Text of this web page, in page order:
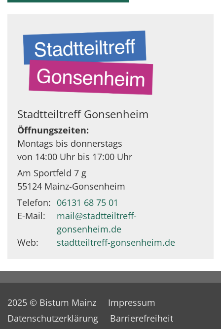
Stadtteiltreff Gonsenheim
Öffnungszeiten:
Montags bis donnerstags
von 14:00 Uhr bis 17:00 Uhr
Am Sportfeld 7 g
55124 Mainz-Gonsenheim
Telefon: 06131 68 75 01
E-Mail:
mail@stadtteiltreff-
gonsenheim.de
Web:
stadtteiltreff-gonsenheim.de
2025 © Bistum Mainz
Impressum
Datenschutzerklärung
Barrierefreiheit